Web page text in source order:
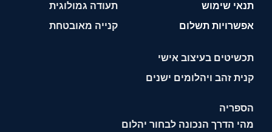
תנאי שימוש
אפשרויות תשלום
תעודה גמולוגית
קנייה מאובטחת
תכשיטים בעיצוב אישי
קנית זהב ויהלומים ישנים
הספריה
מהי הדרך הנכונה לבחור יהלום